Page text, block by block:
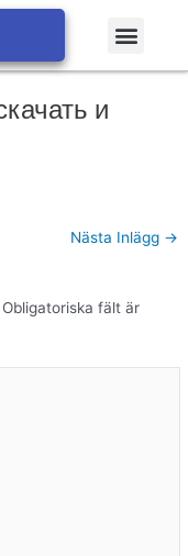
Meny
и
Nästa Inlägg →
Obligatoriska fält är